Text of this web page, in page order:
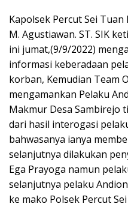
Kapolsek Percut Sei
M. Agustiawan. ST. SIK
ini jumat,(9/9/2022)
informasi keberadaan
korban, Kemudian Team
mengamankan Pelaku
Makmur Desa Sambirejo
dari hasil interogasi
bahwasanya ianya
selanjutnya dilakukan
Ega Prayoga namun
selanjutnya pelaku
ke mako Polsek Percut